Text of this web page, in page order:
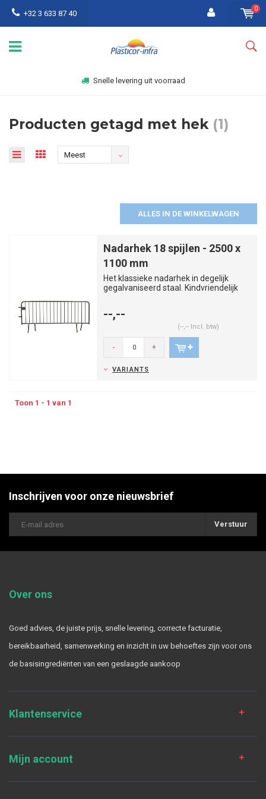
+32 3 633 87 40
0
Snelle levering uit voorraad
Producten getagd met hek (1)
Meest
ALLES IN DE WINKELWAGEN
Nadarhek 18 spijlen - 2500 x
1100 mm
Het klassieke nadarhek in degelijk
gegalvaniseerd staal. Kindvriendelijk
--,--
(--,-- Incl. btw)
- +
VARIANTS
Toon 1 - 1 van 1
Inschrijven voor onze nieuwsbrief
Verstuur
Over ons
Goed advies, de juiste prijs, snelle levering, correcte facturatie,
bereikbaarheid, samenwerking en inzicht in uw behoeftes zijn voor ons
de basisingrediënten van een geslaagde aankoop
Klantenservice
Mijn account